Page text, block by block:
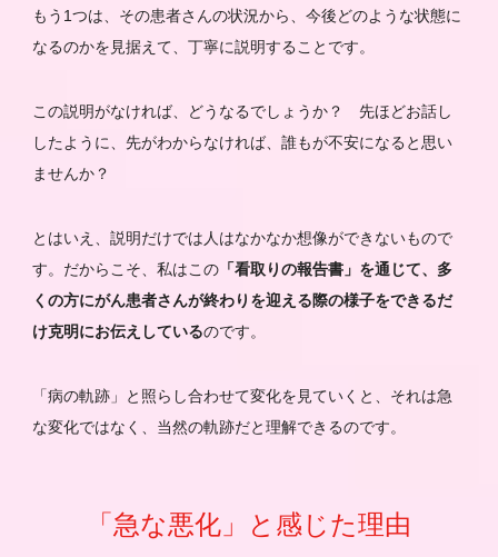
もう1つは、その患者さんの状況から、今後どのような状態に
なるのかを見据えて、丁寧に説明することです。
この説明がなければ、どうなるでしょうか？ 先ほどお話し
したように、先がわからなければ、誰もが不安になると思い
ませんか？
とはいえ、説明だけでは人はなかなか想像ができないもので
す。だからこそ、私はこの「看取りの報告書」を通じて、多
くの方にがん患者さんが終わりを迎える際の様子をできるだ
け克明にお伝えしているのです。
「病の軌跡」と照らし合わせて変化を見ていくと、それは急
な変化ではなく、当然の軌跡だと理解できるのです。
「急な悪化」と感じた理由